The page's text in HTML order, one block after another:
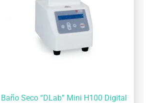
Baño Seco “DLab” Mini H100 Digital